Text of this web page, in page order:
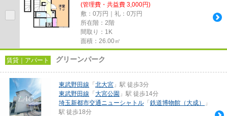
(管理費・共益費 3,000円)
敷：0万円｜礼：0万円
所在階：2階
間取り：1K
面積：26.00㎡
賃貸｜アパート グリーンパーク
東武野田線 「 北大宮 」駅 徒歩3分
東武野田線 「 大宮公園 」駅 徒歩14分
埼玉新都市交通ニューシャトル 「 鉄道博物館（大成）
」
駅 徒歩18分